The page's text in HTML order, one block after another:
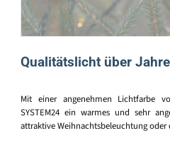
Qualitätslicht über Jahre
Mit einer angenehmen Lichtfarbe
SYSTEM24 ein warmes und sehr
attraktive Weihnachtsbeleuchtung